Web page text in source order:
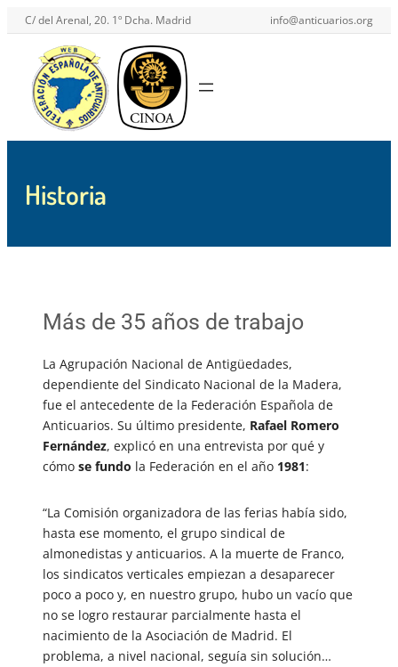
Saltar
al
contenido
C/ del Arenal, 20. 1º Dcha. Madrid info@anticuarios.org
Historia
Más de 35 años de trabajo
La Agrupación Nacional de Antigüedades,
dependiente del Sindicato Nacional de la Madera,
fue el antecedente de la Federación Española de
Anticuarios. Su último presidente, Rafael Romero
Fernández, explicó en una entrevista por qué y
cómo se fundo la Federación en el año 1981:
“La Comisión organizadora de las ferias había sido,
hasta ese momento, el grupo sindical de
almonedistas y anticuarios. A la muerte de Franco,
los sindicatos verticales empiezan a desaparecer
poco a poco y, en nuestro grupo, hubo un vacío que
no se logro restaurar parcialmente hasta el
nacimiento de la Asociación de Madrid. El
problema, a nivel nacional, seguía sin solución…